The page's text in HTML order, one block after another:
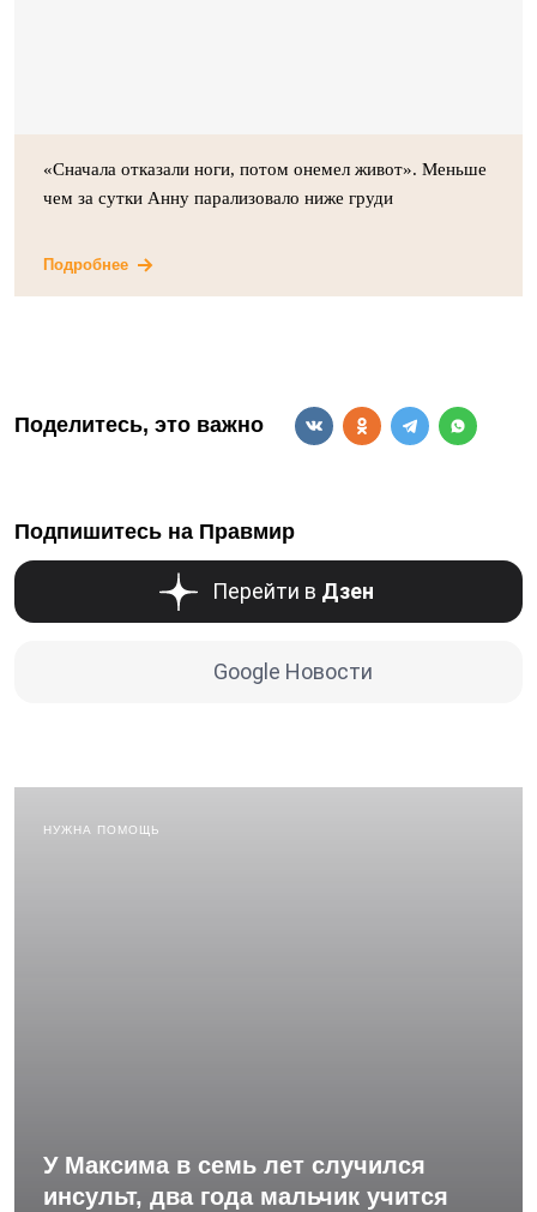
«Сначала отказали ноги, потом онемел живот». Меньше
чем за сутки Анну парализовало ниже груди
Подробнее
Поделитесь, это важно
Подпишитесь на Правмир
Перейти в Дзен
Google Новости
НУЖНА ПОМОЩЬ
У Максима в семь лет случился
инсульт, два года мальчик учится